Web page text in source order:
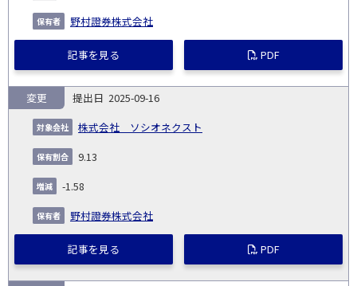
野村證券株式会社
記事を見る PDF
2025-09-16
株式会社 ソシオネクスト
変更
9.13
-1.58
野村證券株式会社
記事を見る PDF